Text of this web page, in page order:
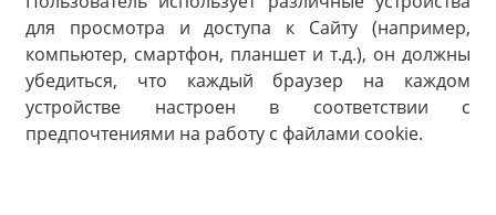
для просмотра и доступа к Сайту (например,
компьютер, смартфон, планшет и т.д.), он должны
убедиться, что каждый браузер на каждом
устройстве настроен в соответствии с
предпочтениями на работу с файлами cookie.